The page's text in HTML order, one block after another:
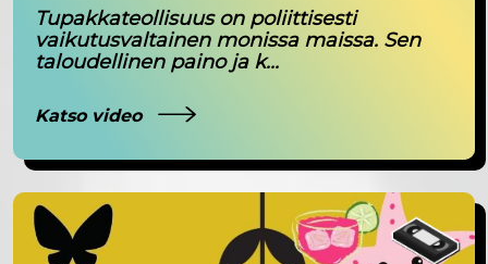
Tupakkateollisuus on poliittisesti
vaikutusvaltainen monissa maissa. Sen
taloudellinen paino ja k...
Katso video